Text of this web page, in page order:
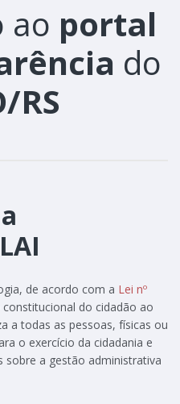
ao portal
do
RS
de acordo com a Lei nº
do cidadão ao
a todas as pessoas, físicas ou
o exercício da cidadania e
a gestão administrativa